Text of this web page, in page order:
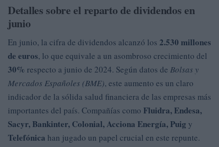
Detalles sobre el reparto de dividendos en
junio
En junio, la cifra de dividendos alcanzó los 2.530 millones
de euros, lo que equivale a un asombroso crecimiento del
30% respecto a junio de 2024. Según datos de Bolsas y
Mercados Españoles (BME), este aumento es un claro
indicador de la sólida salud financiera de las empresas más
importantes del país. Compañías como Fluidra, Endesa,
Sacyr, Bankinter, Colonial, Acciona Energía, Puig y
Telefónica han jugado un papel crucial en este repunte.